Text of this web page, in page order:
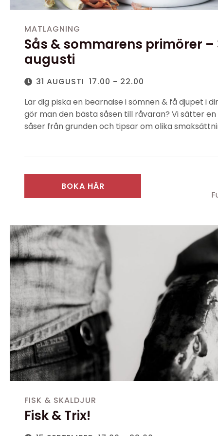
MATLAGNING
Sås & sommarens primörer –
augusti
31 AUGUSTI 17.00 - 22.00
Lär dig piska en bearnaise i sömnen & få djupet i
gör man den bästa såsen till råvaran? Vi sätter
såser från grunden och tipsar om olika
Givetvis lagar vi tillbehören och njuter av en skön
BOKA HÄR
FISK & SKALDJUR
Fisk & Trix!